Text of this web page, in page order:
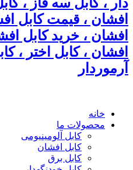
افشان ، قیمت کابل
افشان ، خرید کابل
افشان ، کابل اختر ،
آرموردار
خانه
محصولات ما
کابل آلومینیومی
کابل افشان
کابل برق